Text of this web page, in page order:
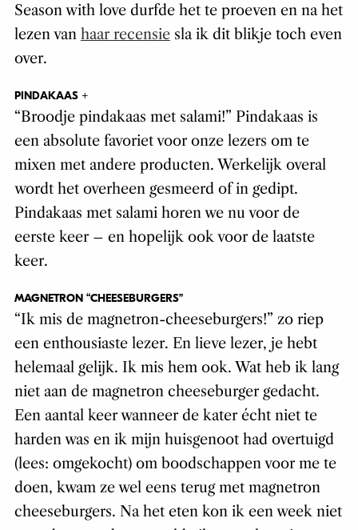
Season with love durfde het te proeven en na het
lezen van haar recensiesla ik dit blikje toch even
over.
PINDAKAAS +
“Broodje pindakaas met salami!” Pindakaas is
een absolute favoriet voor onze lezers om te
mixen met andere producten. Werkelijk overal
wordt het overheen gesmeerd of in gedipt.
Pindakaas met salami horen we nu voor de
eerste keer – en hopelijk ook voor de laatste
keer.
MAGNETRON “CHEESEBURGERS”
“Ik mis de magnetron-cheeseburgers!” zo riep
een enthousiaste lezer. En lieve lezer, je hebt
helemaal gelijk. Ik mis hem ook. Wat heb ik lang
niet aan de magnetron cheeseburger gedacht.
Een aantal keer wanneer de kater écht niet te
harden was en ik mijn huisgenoot had overtuigd
(lees: omgekocht) om boodschappen voor me te
doen, kwam ze wel eens terug met magnetron
cheeseburgers. Na het eten kon ik een week niet